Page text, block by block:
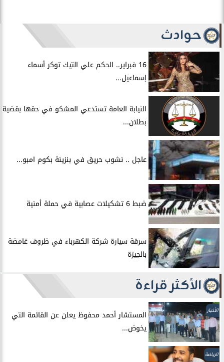
حوادث
16 فبراير.. الحكم علي التيك توكر أسماء
إسماعيل...
النيابة العامة تستدعي المشكو في حقها بقضية
بطلان...
عاجل .. نشوب حريق في بنزينة بكوم امبو...
ضبط 6 تشكيلات عصابية في حملة أمنية
سرقة سيارة شركة الكهرباء في ظروف غامضة
بالجيزة
الأكثر قراءة
الأخبار
المستشار أحمد محفوظ يعلن عن القائمة التي
يخوض...
الرياضة